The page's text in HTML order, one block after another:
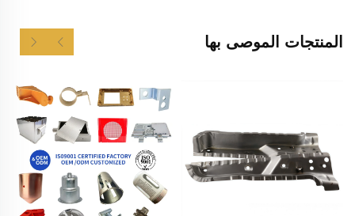
المنتجات الموصى بها